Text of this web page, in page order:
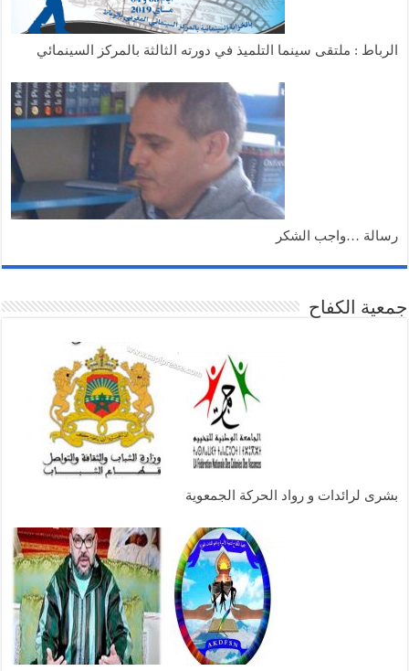
الرباط : ملتقى سينما التلميذ في دورته الثالثة بالمركز السينمائي
رسالة …واجب الشكر
جمعية الكفاح
بشرى لرائدات و رواد الحركة الجمعوية